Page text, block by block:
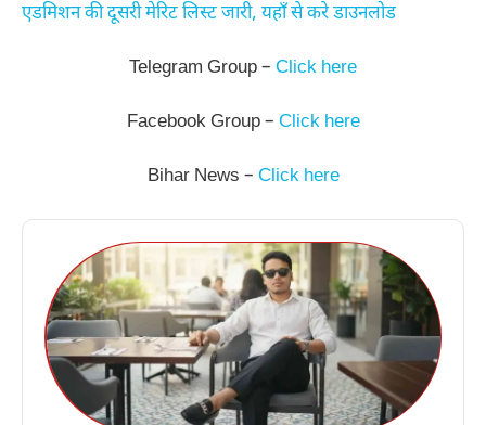
एडमिशन की दूसरी मेरिट लिस्ट जारी, यहाँ से करे डाउनलोड
Telegram Group – Click here
Facebook Group – Click here
Bihar News – Click here